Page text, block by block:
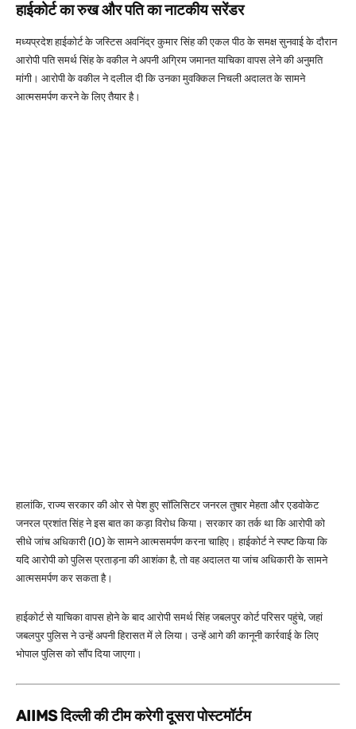
हाईकोर्ट का रुख और पति का नाटकीय सरेंडर
मध्यप्रदेश हाईकोर्ट के जस्टिस अवनिंद्र कुमार सिंह की एकल पीठ के समक्ष सुनवाई के दौरान
आरोपी पति समर्थ सिंह के वकील ने अपनी अग्रिम जमानत याचिका वापस लेने की अनुमति
मांगी। आरोपी के वकील ने दलील दी कि उनका मुवक्किल निचली अदालत के सामने
आत्मसमर्पण करने के लिए तैयार है।
हालांकि, राज्य सरकार की ओर से पेश हुए सॉलिसिटर जनरल तुषार मेहता और एडवोकेट
जनरल प्रशांत सिंह ने इस बात का कड़ा विरोध किया। सरकार का तर्क था कि आरोपी को
सीधे जांच अधिकारी (IO) के सामने आत्मसमर्पण करना चाहिए। हाईकोर्ट ने स्पष्ट किया कि
यदि आरोपी को पुलिस प्रताड़ना की आशंका है, तो वह अदालत या जांच अधिकारी के सामने
आत्मसमर्पण कर सकता है।
हाईकोर्ट से याचिका वापस होने के बाद आरोपी समर्थ सिंह जबलपुर कोर्ट परिसर पहुंचे, जहां
जबलपुर पुलिस ने उन्हें अपनी हिरासत में ले लिया। उन्हें आगे की कानूनी कार्रवाई के लिए
भोपाल पुलिस को सौंप दिया जाएगा।
AIIMS दिल्ली की टीम करेगी दूसरा पोस्टमॉर्टम